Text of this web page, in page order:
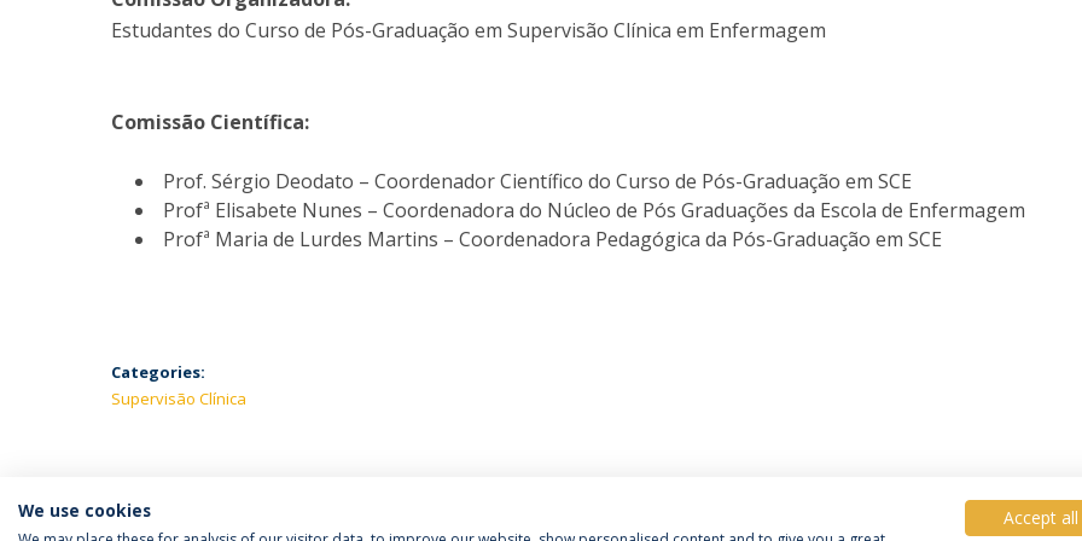
Estudantes do Curso de Pós-Graduação em Supervisão Clínica em Enfermagem
Comissão Científica:
Prof. Sérgio Deodato – Coordenador Científico do Curso de Pós-Graduação em SCE
Profª Elisabete Nunes – Coordenadora do Núcleo de Pós Graduações da Escola de Enfermagem
Profª Maria de Lurdes Martins – Coordenadora Pedagógica da Pós-Graduação em SCE
Categories:
Supervisão Clínica
We use cookies Accept all